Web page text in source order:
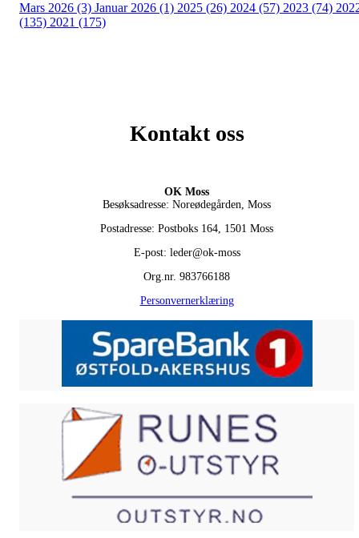
Mars 2026 (3) Januar 2026 (1) 2025 (26) 2024 (57) 2023 (74)
(135) 2021 (175)
Kontakt oss
OK Moss
Besøksadresse: Noreødegården, Moss
Postadresse: Postboks 164, 1501 Moss
E-post: leder@ok-moss
Org.nr. 983766188
Personvernerklæring